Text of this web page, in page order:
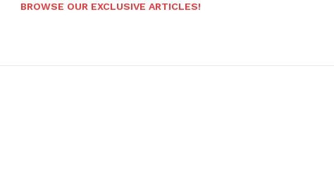
BROWSE OUR EXCLUSIVE ARTICLES!